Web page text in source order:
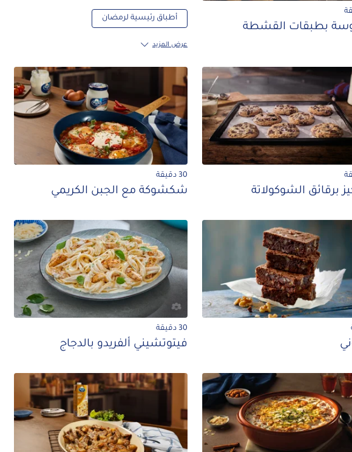
بطبقات القشطة
أطباق رئيسية لرمضان
عرض المزيد
برقائق الشوكولاتة
30 دقيقة
شكشوكة مع الجبن الكريمي
30 دقيقة
فيتوتشيني ألفريدو بالدجاج